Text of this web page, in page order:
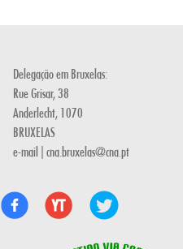
Delegação em Bruxelas:
Rue Grisar, 38
Anderlecht, 1070
BRUXELAS
e-mail | cna.bruxelas@cna.pt